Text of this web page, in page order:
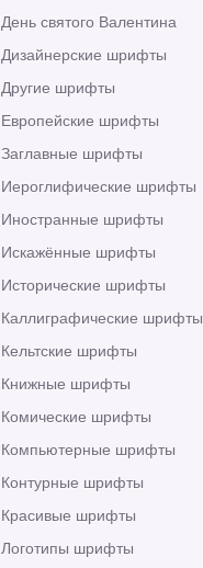
День святого Валентина
Дизайнерские шрифты
Другие шрифты
Европейские шрифты
Заглавные шрифты
Иероглифические шрифты
Иностранные шрифты
Искажённые шрифты
Исторические шрифты
Каллиграфические шрифты
Кельтские шрифты
Книжные шрифты
Комические шрифты
Компьютерные шрифты
Контурные шрифты
Красивые шрифты
Логотипы шрифты